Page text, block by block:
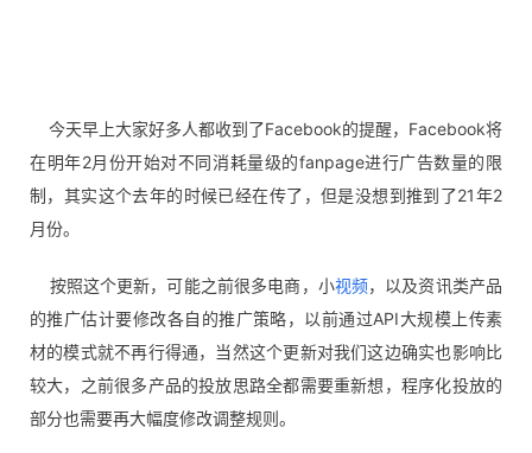
今天早上大家好多人都收到了Facebook的提醒，Facebook将
在明年2月份开始对不同消耗量级的fanpage进行广告数量的限
制，其实这个去年的时候已经在传了，但是没想到推到了21年2
月份。
按照这个更新，可能之前很多电商，小视频，以及资讯类产品
的推广估计要修改各自的推广策略，以前通过API大规模上传素
材的模式就不再行得通，当然这个更新对我们这边确实也影响比
较大，之前很多产品的投放思路全都需要重新想，程序化投放的
部分也需要再大幅度修改调整规则。